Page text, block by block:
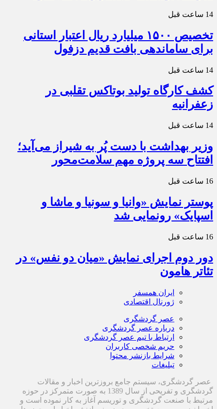
14 ساعت قبل
تخصیص ۱۵۰۰ میلیارد ریال اعتبار استانی
برای ساماندهی بافت قدیم دزفول
14 ساعت قبل
کشف کارگاه تولید بوتاکس تقلبی در
زعفرانیه
14 ساعت قبل
وزیر بهداشت با دست پُر به شیراز می‌آید؛
افتتاح سه پروژه مهم سلامت‌محور
16 ساعت قبل
پوستر نمایش «وانیا و سونیا و ماشا و
اسپایک» رونمایی شد
16 ساعت قبل
دور دوم اجرای نمایش «میان دو نفس» در
تئاتر هامون
ایران همسفر
ژورنال اقتصادی
عصر گردشگری
درباره عصر گردشگری
ارتباط با تیم عصر گردشگری
حریم شخصی کاربران
شرایط بازنشر محتوا
تبلیغات
عصر گردشگری، سیستم جامع بروزترین اخبار و مقالات
گردشگری و تفریحی از سال 1389 به صورت متمرکز در حوزه
مرتبط با صنعت گردشگری و توریسم آغاز به کار نموده است و